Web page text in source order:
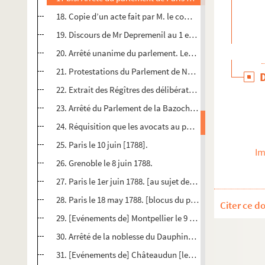
18. Copie d’un acte fait par M. le comte d’Artois aux
19. Discours de Mr Depremenil au 1 er président le 6
20. Arrêté unanime du parlement. Les pairs y séant du 3
21. Protestations du Parlement de Navarre. Extrait des
22. Extrait des Régîtres des délibérations du Parlement de
23. Arrêté du Parlement de la Bazoche du 3 7bre 1787.
24. Réquisition que les avocats au parlement de
25. Paris le 10 juin [1788].
26. Grenoble le 8 juin 1788.
27. Paris le 1er juin 1788. [au sujet des événements de
28. Paris le 18 may 1788. [blocus du palais de justice].
29. [Evénements de] Montpellier le 9 may 1788.
30. Arrêté de la noblesse du Dauphiné du 11 may [17]88.
31. [Evénements de] Châteaudun [le] 3 juin [1788].
Citer ce